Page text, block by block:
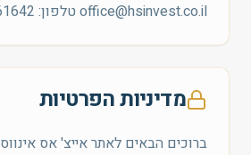
office@hsinvest.co.il טלפון: 03-7361642​
מדיניות הפרטיות
ברוכים הבאים לאתר אייצ' אס